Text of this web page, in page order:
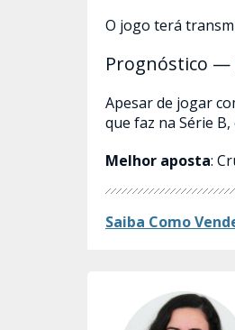
O jogo terá
Prognóstico —
Apesar de jogar
que faz na Série
Melhor aposta:
Saiba Como